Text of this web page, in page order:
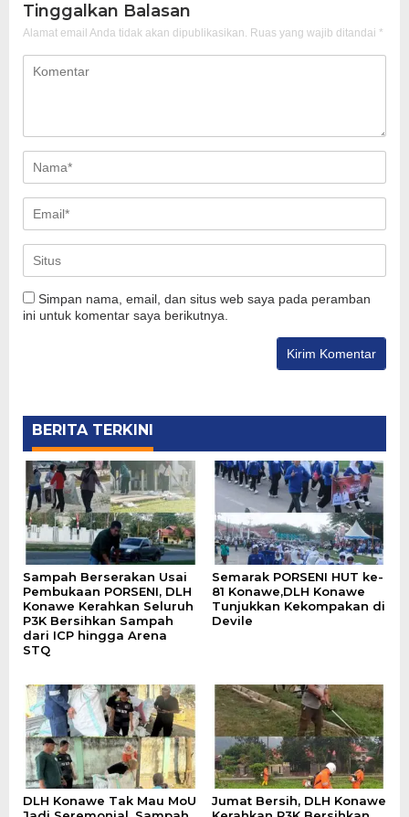
Tinggalkan Balasan
Alamat email Anda tidak akan dipublikasikan. Ruas yang wajib ditandai *
Simpan nama, email, dan situs web saya pada peramban
ini untuk komentar saya berikutnya.
BERITA TERKINI
Sampah Berserakan Usai
Pembukaan PORSENI, DLH
Konawe Kerahkan Seluruh
P3K Bersihkan Sampah
dari ICP hingga Arena
STQ
Semarak PORSENI HUT ke-
81 Konawe,DLH Konawe
Tunjukkan Kekompakan di
Devile
DLH Konawe Tak Mau MoU
Jumat Bersih, DLH Konawe